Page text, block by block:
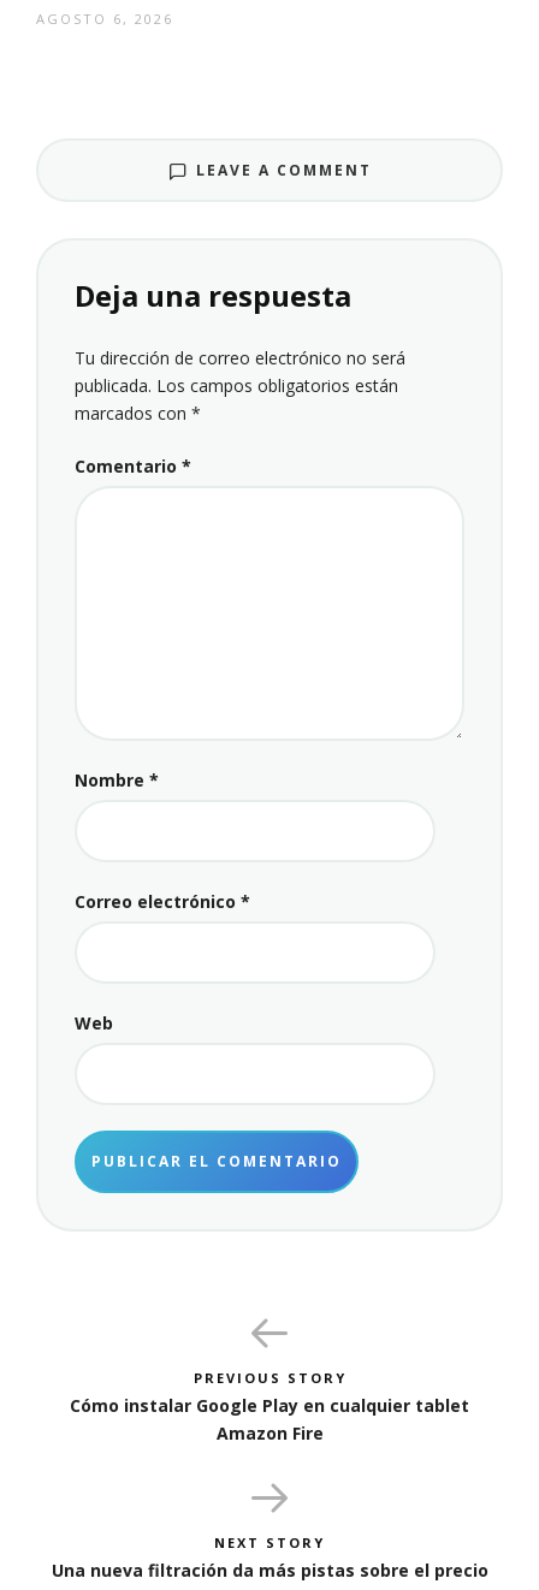
AGOSTO 6, 2026
LEAVE A COMMENT
Deja una respuesta
Tu dirección de correo electrónico no será
publicada. Los campos obligatorios están
marcados con *
Comentario *
Nombre *
Correo electrónico *
Web
PREVIOUS STORY
Cómo instalar Google Play en cualquier tablet
Amazon Fire
NEXT STORY
Una nueva filtración da más pistas sobre el precio